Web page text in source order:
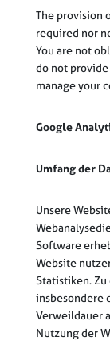
The provision
required nor
You are not
do not
manage your
Google
Umfang der
Unsere
Software
Website
Statistiken.
insbesondere
Verweildauer
Nutzung der